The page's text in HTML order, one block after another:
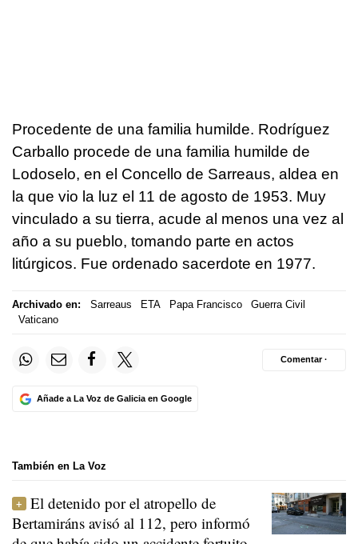
Procedente de una familia humilde. Rodríguez
Carballo procede de una familia humilde de
Lodoselo, en el Concello de Sarreaus, aldea en
la que vio la luz el 11 de agosto de 1953. Muy
vinculado a su tierra, acude al menos una vez al
año a su pueblo, tomando parte en actos
litúrgicos. Fue ordenado sacerdote en 1977.
Archivado en: Sarreaus ETA Papa Francisco
Guerra Civil
Vaticano
Añade a La Voz de Galicia en Google
Comentar ·
También en La Voz
El detenido por el atropello de
Bertamiráns avisó al 112, pero informó